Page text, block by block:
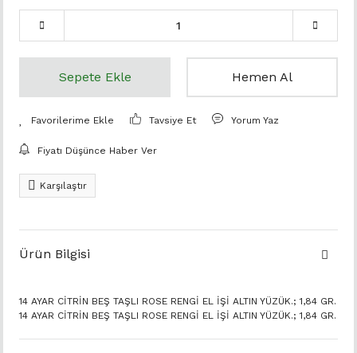
Sepete Ekle Hemen Al
Tavsiye Et Yorum Yaz
Fiyatı Düşünce Haber Ver
Karşılaştır
Ürün Bilgisi
14 AYAR CİTRİN BEŞ TAŞLI ROSE RENGİ EL İŞİ ALTIN YÜZÜK.; 1,84 GR.
14 AYAR CİTRİN BEŞ TAŞLI ROSE RENGİ EL İŞİ ALTIN YÜZÜK.; 1,84 GR.